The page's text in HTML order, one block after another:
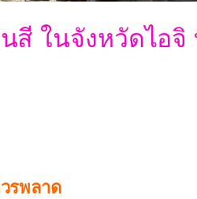
สี ในจังหวัดไอจิ
รพลาด